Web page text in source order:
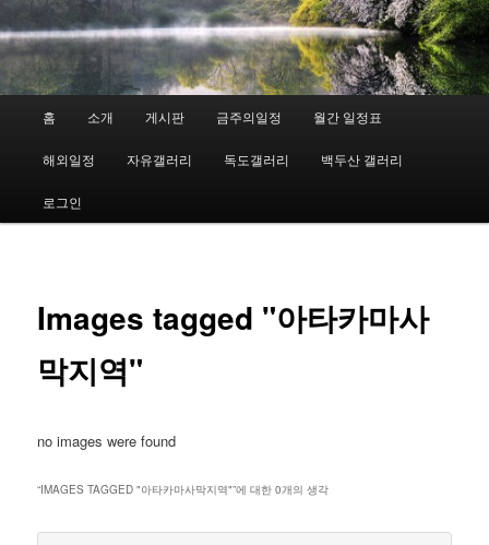
기
홈 소개 게시판 금주의일정 월간 일정표
해외일정 자유갤러리 독도갤러리 백두산 갤러리
로그인
Images tagged "아타카마사
막지역"
no images were found
“IMAGES TAGGED "아타카마사막지역"”에 대한 0개의 생각